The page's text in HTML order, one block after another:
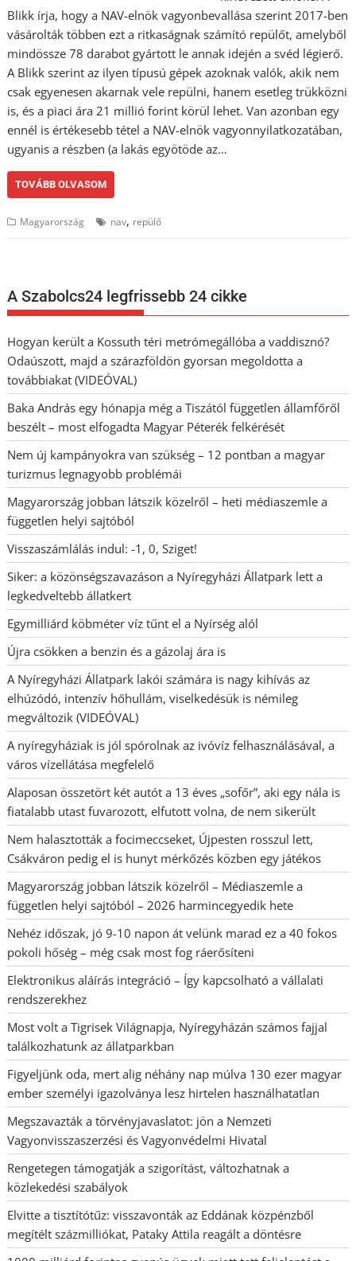
Blikk írja, hogy a NAV-elnök vagyonbevallása szerint 2017-ben
vásárolták többen ezt a ritkaságnak számító repülőt, amelyből
mindössze 78 darabot gyártott le annak idején a svéd légierő.
A Blikk szerint az ilyen típusú gépek azoknak valók, akik nem
csak egyenesen akarnak vele repülni, hanem esetleg trükközni
is, és a piaci ára 21 millió forint körül lehet. Van azonban egy
ennél is értékesebb tétel a NAV-elnök vagyonnyilatkozatában,
ugyanis a részben (a lakás egyötöde az…
TOVÁBB OLVASOM
Magyarország nav, repülő
A Szabolcs24 legfrissebb 24 cikke
Hogyan került a Kossuth téri metrómegállóba a vaddisznó?
Odaúszott, majd a szárazföldön gyorsan megoldotta a
továbbiakat (VIDEÓVAL)
Baka András egy hónapja még a Tiszától független államfőről
beszélt – most elfogadta Magyar Péterék felkérését
Nem új kampányokra van szükség – 12 pontban a magyar
turizmus legnagyobb problémái
Magyarország jobban látszik közelről – heti médiaszemle a
független helyi sajtóból
Visszaszámlálás indul: -1, 0, Sziget!
Siker: a közönségszavazáson a Nyíregyházi Állatpark lett a
legkedveltebb állatkert
Egymilliárd köbméter víz tűnt el a Nyírség alól
Újra csökken a benzin és a gázolaj ára is
A Nyíregyházi Állatpark lakói számára is nagy kihívás az
elhúzódó, intenzív hőhullám, viselkedésük is némileg
megváltozik (VIDEÓVAL)
A nyíregyháziak is jól spórolnak az ivóvíz felhasználásával, a
város vízellátása megfelelő
Alaposan összetört két autót a 13 éves „sofőr”, aki egy nála is
fiatalabb utast fuvarozott, elfutott volna, de nem sikerült
Nem halasztották a focimeccseket, Újpesten rosszul lett,
Csákváron pedig el is hunyt mérkőzés közben egy játékos
Magyarország jobban látszik közelről – Médiaszemle a
független helyi sajtóból – 2026 harmincegyedik hete
Nehéz időszak, jó 9-10 napon át velünk marad ez a 40 fokos
pokoli hőség – még csak most fog ráerősíteni
Elektronikus aláírás integráció – Így kapcsolható a vállalati
rendszerekhez
Most volt a Tigrisek Világnapja, Nyíregyházán számos fajjal
találkozhatunk az állatparkban
Figyeljünk oda, mert alig néhány nap múlva 130 ezer magyar
ember személyi igazolványa lesz hirtelen használhatatlan
Megszavazták a törvényjavaslatot: jön a Nemzeti
Vagyonvisszaszerzési és Vagyonvédelmi Hivatal
Rengetegen támogatják a szigorítást, változhatnak a
közlekedési szabályok
Elvitte a tisztítótűz: visszavonták az Eddának közpénzből
megítélt százmilliókat, Pataky Attila reagált a döntésre